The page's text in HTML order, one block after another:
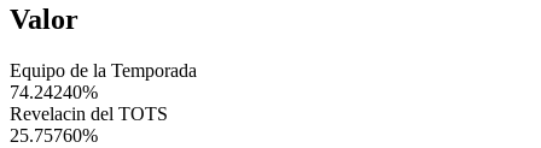
Valor
Equipo de la Temporada
74.24240%
Revelacin del TOTS
25.75760%